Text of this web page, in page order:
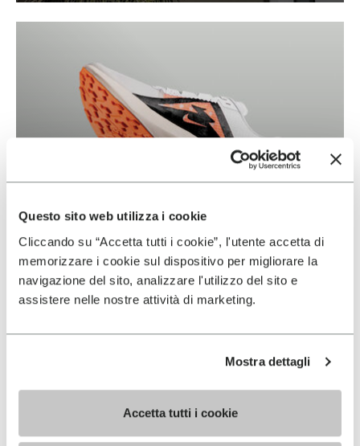
Questo sito web utilizza i cookie
Cliccando su “Accetta tutti i cookie”, l'utente accetta di
memorizzare i cookie sul dispositivo per migliorare la
navigazione del sito, analizzare l'utilizzo del sito e
assistere nelle nostre attività di marketing.
Mostra dettagli
Accetta tutti i cookie